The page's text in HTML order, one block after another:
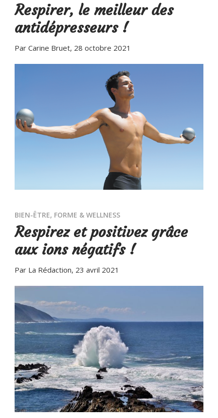
Respirer, le meilleur des
antidépresseurs !
Par Carine Bruet, 28 octobre 2021
BIEN-ÊTRE, FORME & WELLNESS
Respirez et positivez grâce
aux ions négatifs !
Par La Rédaction, 23 avril 2021